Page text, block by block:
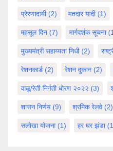
प्रेरणादायी(2) मतदार यादी(1)
महसूल दिन (7) मार्गदर्शक सूचना
मुख्यमंत्री सहाय्यता निधी(2)
रेशनकार्ड (2) रेशन दुकान (2)
वाळू/रेती निर्गती धोरण २०२२ (3)
शासन निर्णय (9) श्रमिक रेलवे (2)
सलोखा योजना(1) हर घर झंडा